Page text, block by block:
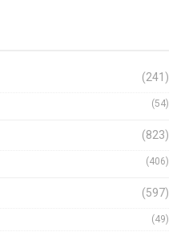
(241)
(54)
(823)
(406)
(597)
(49)